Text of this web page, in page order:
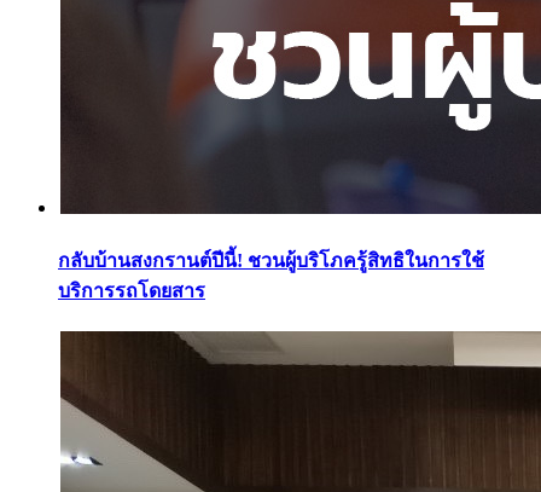
กลับบ้านสงกรานต์ปีนี้! ชวนผู้บริโภครู้สิทธิในการใช้
บริการรถโดยสาร